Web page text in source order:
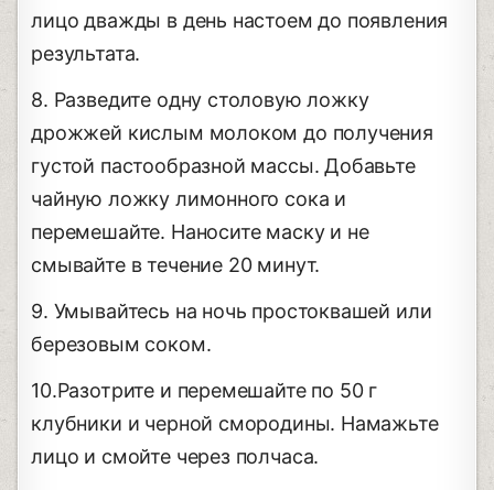
лицо дважды в день настоем до появления
результата.
8. Разведите одну столовую ложку
дрожжей кислым молоком до получения
густой пастообразной массы. Добавьте
чайную ложку лимонного сока и
перемешайте. Наносите маску и не
смывайте в течение 20 минут.
9. Умывайтесь на ночь простоквашей или
березовым соком.
10.Разотрите и перемешайте по 50 г
клубники и черной смородины. Намажьте
лицо и смойте через полчаса.